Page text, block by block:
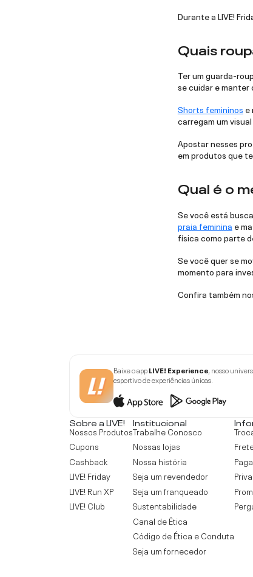
Durante a LIVE!
Quais
Ter um guarda-
se cuidar e manter
Shorts femininos e
carregam um
Apostar nesses
em produtos que
Qual é o
Se você está
praia feminina e
física como parte
Se você quer se
momento para
Confira também
Baixe o appLIVE! Experience , nosso
esportivo de experiências únicas.
Sobre a LIVE!
Nossos Produtos
Cupons
Cashback
LIVE! Friday
LIVE! Run XP
LIVE! Club
Institucional
Trabalhe Conosco
Nossas lojas
Nossa história
Seja um revendedor
Seja um franqueado
Sustentabilidade
Canal de Ética
Código de Ética e Conduta
Seja um fornecedor